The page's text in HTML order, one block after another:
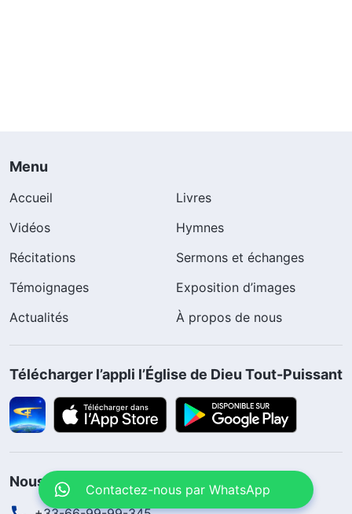
Menu
Accueil
Livres
Vidéos
Hymnes
Récitations
Sermons et échanges
Témoignages
Exposition d’images
Actualités
À propos de nous
Télécharger l’appli l’Église de Dieu Tout-Puissant
Nous contacterContactez-nous par WhatsApp